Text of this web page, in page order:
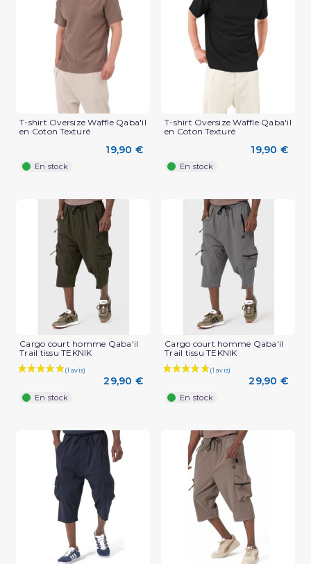
(3 avis)
T-shirt Oversize Waffle Qaba'il
en Coton Texturé
19,90 €
En stock
T-shirt Oversize Waffle Qaba'il
en Coton Texturé
19,90 €
En stock
Cargo court homme Qaba'il
Trail tissu TEKNIK
29,90 €
En stock
Cargo court homme Qaba'il
Trail tissu TEKNIK
29,90 €
En stock